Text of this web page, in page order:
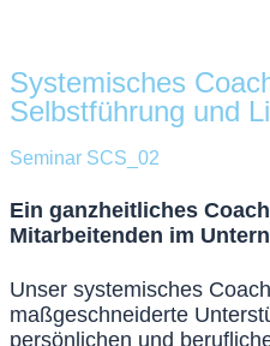
Systemisches
Selbstführung und
Seminar SCS_02
Ein ganzheitliches
Mitarbeitenden im
Unser systemisches
maßgeschneiderte
persönlichen und